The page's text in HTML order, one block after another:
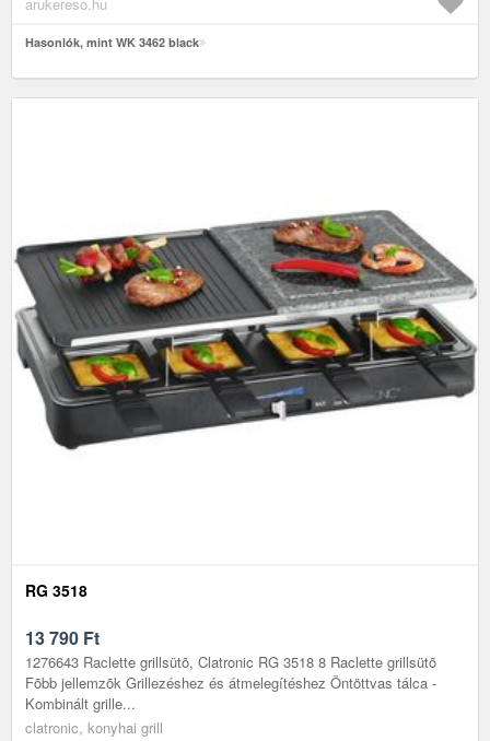
Hasonlók, mint WK 3462 black
RG 3518
13 790 Ft
1276643 Raclette grillsütõ, Clatronic RG 3518 8 Raclette grillsütõ
Fõbb jellemzõk Grillezéshez és átmelegítéshez Öntöttvas tálca -
Kombinált grille...
clatronic, konyhai grill